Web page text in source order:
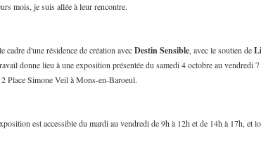
mois, je suis allée à leur rencontre.
cadre d'une résidence de création avecDestin Sensible, avec le soutien de
donne lieu à une exposition présentée du samedi 4 octobre au vendredi
Place Simone Veil à Mons-en-Baroeul.
est accessible du mardi au vendredi de 9h à 12h et de 14h à 17h, et